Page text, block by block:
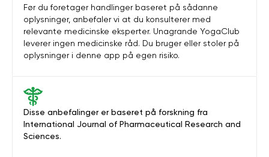
Disse anbefalinger er baseret på forskning fra
International Journal of Pharmaceutical Research and
Sciences.
Før du foretager handlinger baseret på sådanne
oplysninger, anbefaler vi at du konsulterer med
relevante medicinske eksperter. Unagrande YogaClub
leverer ingen medicinske råd. Du bruger eller stoler på
oplysninger i denne app på egen risiko.